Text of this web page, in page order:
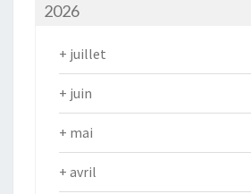
2026
+ juillet
+ juin
+ mai
+ avril